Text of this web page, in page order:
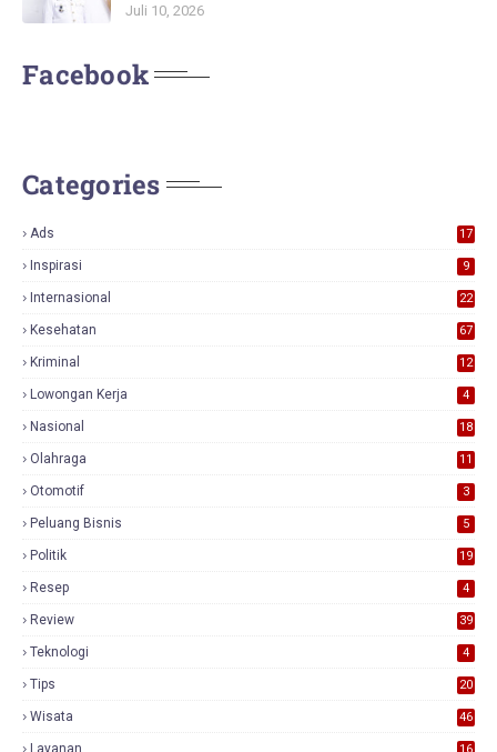
Juli 10, 2026
Facebook
Categories
Ads
17
Inspirasi 9
Internasional 22
Kesehatan 67
Kriminal 12
Lowongan Kerja 4
Nasional
18
Olahraga 11
Otomotif 3
Peluang Bisnis 5
Politik 19
Resep 4
Review
39
Teknologi 4
Tips 20
Wisata 46
Layanan